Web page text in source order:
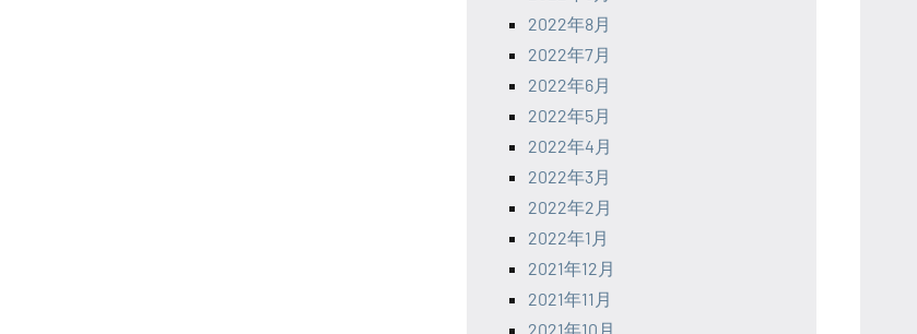
2022年8月
2022年7月
2022年6月
2022年5月
2022年4月
2022年3月
2022年2月
2022年1月
2021年12月
2021年11月
2021年10月